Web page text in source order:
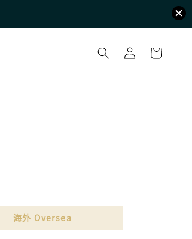
海外 Oversea